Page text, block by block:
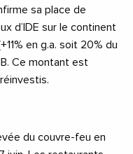
sa place de
d’IDE sur le continent
en g.a. soit 20% du
Ce montant est
du couvre-feu en